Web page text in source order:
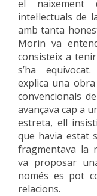
el naixement
intel·lectuals de
amb tanta
Morin va
consisteix a
s’ha equivocat.
explica una
convencionals
avançava cap a
estreta, ell
que havia estat
fragmentava la
va proposar
només es pot
relacions.